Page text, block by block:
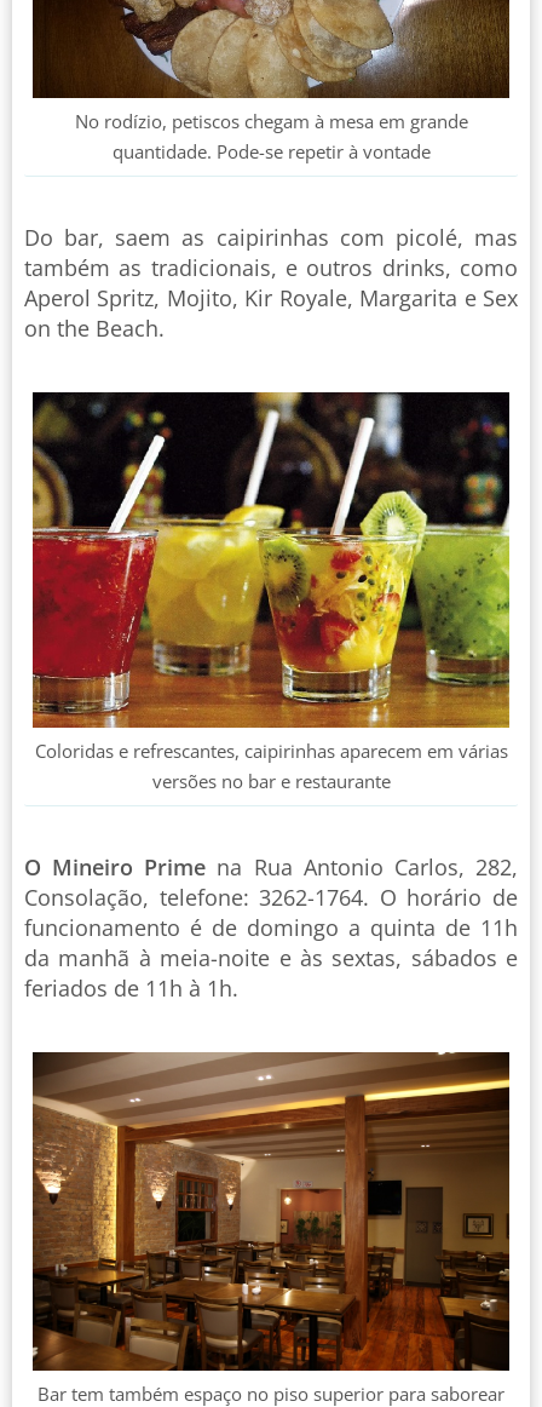
No rodízio, petiscos chegam à mesa em grande
quantidade. Pode-se repetir à vontade
Do bar, saem as caipirinhas com picolé, mas
também as tradicionais, e outros drinks, como
Aperol Spritz, Mojito, Kir Royale, Margarita e Sex
on the Beach.
Coloridas e refrescantes, caipirinhas aparecem em várias
versões no bar e restaurante
O Mineiro Prime na Rua Antonio Carlos, 282,
Consolação, telefone: 3262-1764. O horário de
funcionamento é de domingo a quinta de 11h
da manhã à meia-noite e às sextas, sábados e
feriados de 11h à 1h.
Bar tem também espaço no piso superior para saborear